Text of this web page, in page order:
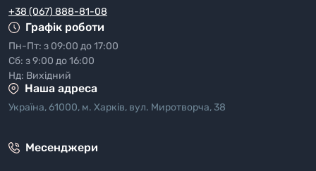
+38 (067) 888-81-08
Графік роботи
Пн-Пт: з 09:00 до 17:00
Сб: з 9:00 до 16:00
Нд: Вихідний
Наша адреса
Україна, 61000, м. Харків, вул. Миротворча, 38
Месенджери